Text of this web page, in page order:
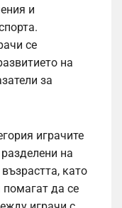
и
се
на
за
играчите
на
като
помагат да се